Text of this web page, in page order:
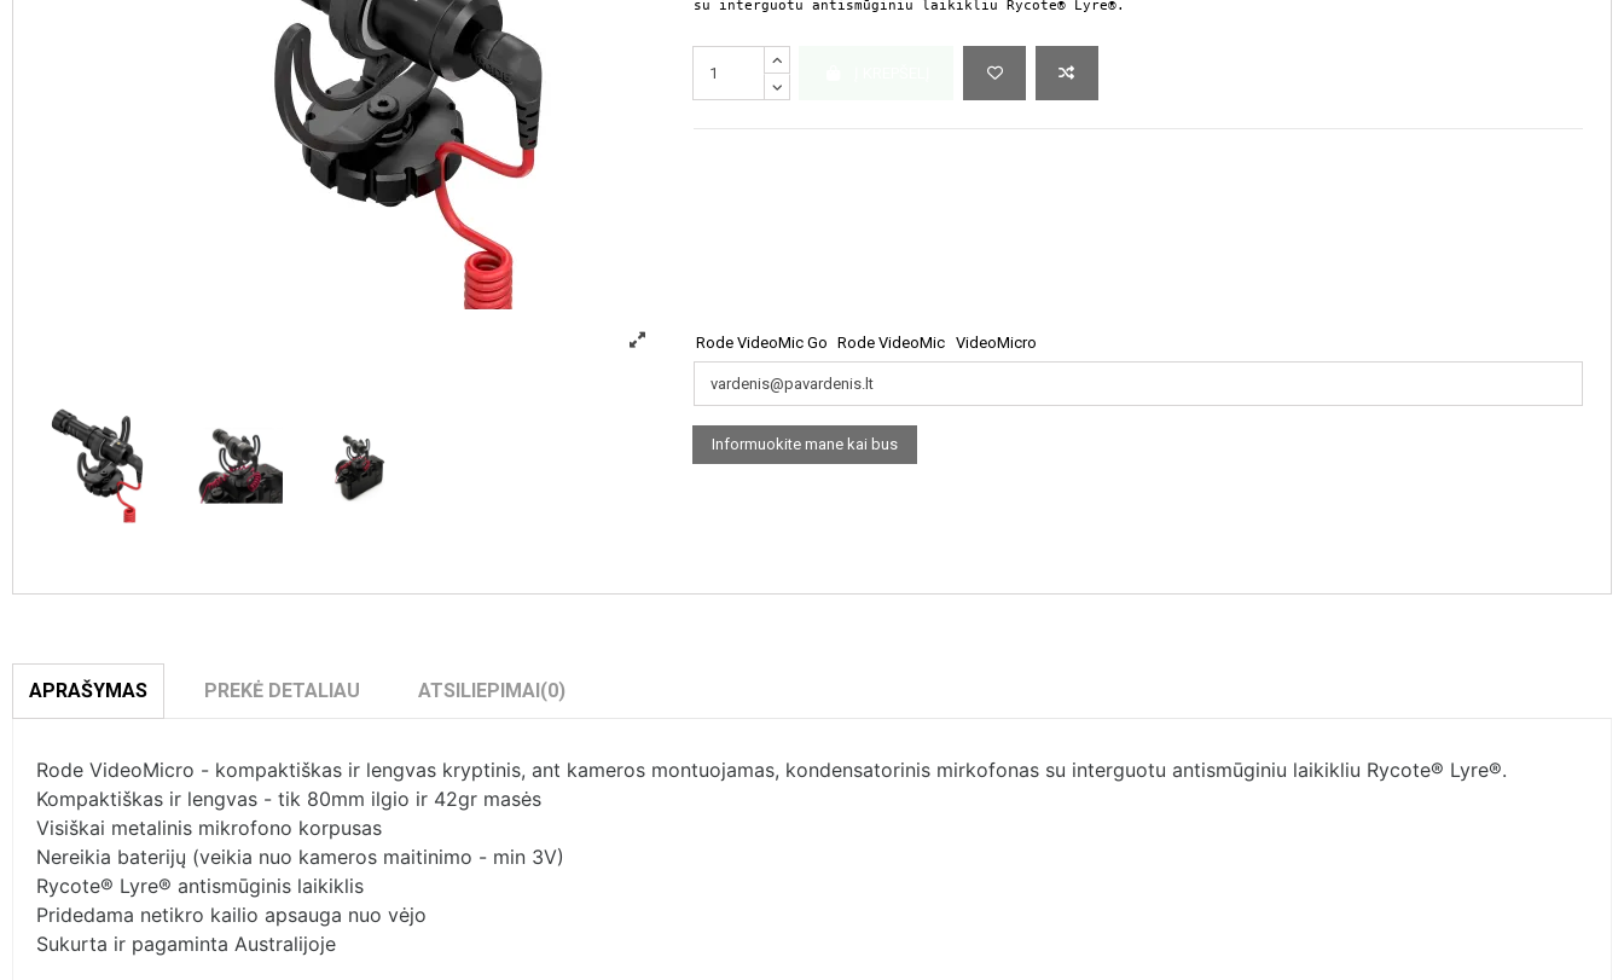
su interguotu antismūginiu laikikliu Rycote® Lyre®.
Rode VideoMic Go Rode VideoMic VideoMicro
APRAŠYMAS PREKĖ DETALIAU ATSILIEPIMAI (0)
Rode VideoMicro - kompaktiškas ir lengvas kryptinis, ant kameros montuojamas, kondensatorinis mirkofonas su interguotu antismūginiu laikikliu Rycote® Lyre®.
Kompaktiškas ir lengvas - tik 80mm ilgio ir 42gr masės
Visiškai metalinis mikrofono korpusas
Nereikia baterijų (veikia nuo kameros maitinimo - min 3V)
Rycote® Lyre® antismūginis laikiklis
Pridedama netikro kailio apsauga nuo vėjo
Sukurta ir pagaminta Australijoje